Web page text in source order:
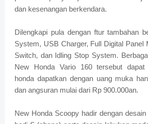
dan kesenangan berkendara.
Dilengkapi pula dengan ftur tambahan
System, USB Charger, Full Digital Panel
Switch, dan Idling Stop System.
New Honda Vario 160 tersebut dapat
honda dapatkan dengan uang muka
dan angsuran mulai dari Rp 900.000an.
New Honda Scoopy hadir dengan